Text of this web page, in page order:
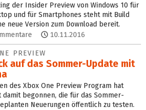
der Insider Preview von Windows 10 für
und für Smartphones steht mit Build
neue Version zum Download bereit.
10.11.2016
PREVIEW
auf das Sommer-Update mit
des Xbox One Preview Program hat
damit begonnen, die für das Sommer-
Neuerungen öffentlich zu testen.